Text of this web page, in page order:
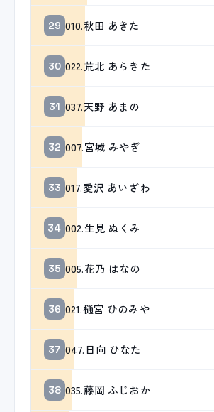
29 010.秋田 あきた
30 022.荒北 あらきた
31 037.天野 あまの
32 007.宮城 みやぎ
33 017.愛沢 あいざわ
34 002.生見 ぬくみ
35 005.花乃 はなの
36 021.樋宮 ひのみや
37 047.日向 ひなた
38 035.藤岡 ふじおか